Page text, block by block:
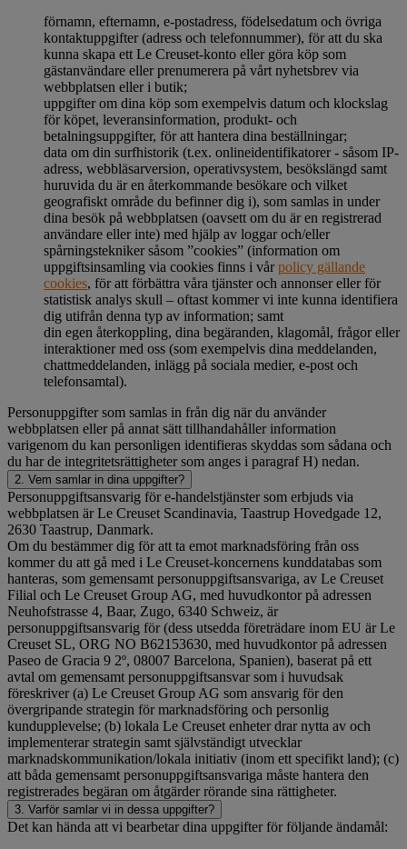
förnamn, efternamn, e-postadress, födelsedatum och övriga
kontaktuppgifter (adress och telefonnummer), för att du ska
kunna skapa ett Le Creuset-konto eller göra köp som
gästanvändare eller prenumerera på vårt nyhetsbrev via
webbplatsen eller i butik;
uppgifter om dina köp som exempelvis datum och klockslag
för köpet, leveransinformation, produkt- och
betalningsuppgifter, för att hantera dina beställningar;
data om din surfhistorik (t.ex. onlineidentifikatorer - såsom IP-
adress, webbläsarversion, operativsystem, besökslängd samt
huruvida du är en återkommande besökare och vilket
geografiskt område du befinner dig i), som samlas in under
dina besök på webbplatsen (oavsett om du är en registrerad
användare eller inte) med hjälp av loggar och/eller
spårningstekniker såsom ”cookies” (information om
uppgiftsinsamling via cookies finns i vårpolicy gällande
cookies, för att förbättra våra tjänster och annonser eller för
statistisk analys skull – oftast kommer vi inte kunna identifiera
dig utifrån denna typ av information; samt
din egen återkoppling, dina begäranden, klagomål, frågor eller
interaktioner med oss (som exempelvis dina meddelanden,
chattmeddelanden, inlägg på sociala medier, e-post och
telefonsamtal).
Personuppgifter som samlas in från dig när du använder
webbplatsen eller på annat sätt tillhandahåller information
varigenom du kan personligen identifieras skyddas som sådana och
du har de integritetsrättigheter som anges i paragraf H) nedan.
2. Vem samlar in dina uppgifter?
Personuppgiftsansvarig för e-handelstjänster som erbjuds via
webbplatsen är Le Creuset Scandinavia, Taastrup Hovedgade 12,
2630 Taastrup, Danmark.
Om du bestämmer dig för att ta emot marknadsföring från oss
kommer du att gå med i Le Creuset-koncernens kunddatabas som
hanteras, som gemensamt personuppgiftsansvariga, av Le Creuset
Filial och Le Creuset Group AG, med huvudkontor på adressen
Neuhofstrasse 4, Baar, Zugo, 6340 Schweiz, är
personuppgiftsansvarig för (dess utsedda företrädare inom EU är Le
Creuset SL, ORG NO B62153630, med huvudkontor på adressen
Paseo de Gracia 9 2º, 08007 Barcelona, Spanien), baserat på ett
avtal om gemensamt personuppgiftsansvar som i huvudsak
föreskriver (a) Le Creuset Group AG som ansvarig för den
övergripande strategin för marknadsföring och personlig
kundupplevelse; (b) lokala Le Creuset enheter drar nytta av och
implementerar strategin samt självständigt utvecklar
marknadskommunikation/lokala initiativ (inom ett specifikt land); (c)
att båda gemensamt personuppgiftsansvariga måste hantera den
registrerades begäran om åtgärder rörande sina rättigheter.
3. Varför samlar vi in dessa uppgifter?
Det kan hända att vi bearbetar dina uppgifter för följande ändamål: